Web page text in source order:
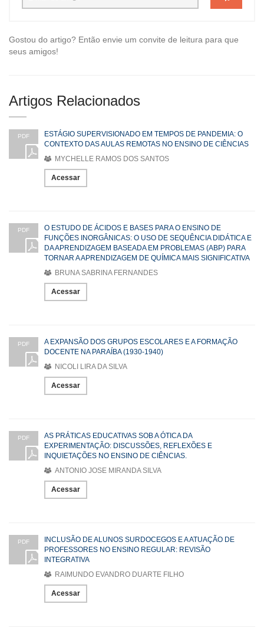
Gostou do artigo? Então envie um convite de leitura para que
seus amigos!
Artigos Relacionados
PDF
ESTÁGIO SUPERVISIONADO EM TEMPOS DE PANDEMIA: O
CONTEXTO DAS AULAS REMOTAS NO ENSINO DE CIÊNCIAS
MYCHELLE RAMOS DOS SANTOS
Acessar
PDF
O ESTUDO DE ÁCIDOS E BASES PARA O ENSINO DE
FUNÇÕES INORGÂNICAS: O USO DE SEQUÊNCIA DIDÁTICA E
DA APRENDIZAGEM BASEADA EM PROBLEMAS (ABP) PARA
TORNAR A APRENDIZAGEM DE QUÍMICA MAIS SIGNIFICATIVA
BRUNA SABRINA FERNANDES
Acessar
PDF
A EXPANSÃO DOS GRUPOS ESCOLARES E A FORMAÇÃO
DOCENTE NA PARAÍBA (1930-1940)
NICOLI LIRA DA SILVA
Acessar
PDF
AS PRÁTICAS EDUCATIVAS SOB A ÓTICA DA
EXPERIMENTAÇÃO: DISCUSSÕES, REFLEXÕES E
INQUIETAÇÕES NO ENSINO DE CIÊNCIAS.
ANTONIO JOSE MIRANDA SILVA
Acessar
PDF
INCLUSÃO DE ALUNOS SURDOCEGOS E A ATUAÇÃO DE
PROFESSORES NO ENSINO REGULAR: REVISÃO
INTEGRATIVA
RAIMUNDO EVANDRO DUARTE FILHO
Acessar